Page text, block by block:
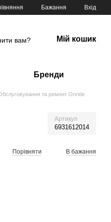
Бажання Вхід
вам? Мій кошик
Бренди
та ремонт Onride
Артикул
6931612014
Порівняти В бажання